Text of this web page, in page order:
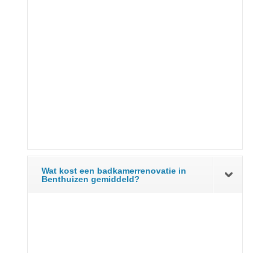
Wat kost een badkamerrenovatie in
Benthuizen gemiddeld?